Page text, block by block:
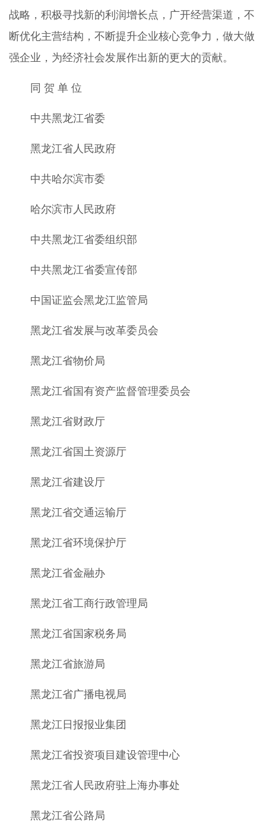
战略，积极寻找新的利润增长点，广开经营渠道，不
断优化主营结构，不断提升企业核心竞争力，做大做
强企业，为经济社会发展作出新的更大的贡献。
同 贺 单 位
中共黑龙江省委
黑龙江省人民政府
中共哈尔滨市委
哈尔滨市人民政府
中共黑龙江省委组织部
中共黑龙江省委宣传部
中国证监会黑龙江监管局
黑龙江省发展与改革委员会
黑龙江省物价局
黑龙江省国有资产监督管理委员会
黑龙江省财政厅
黑龙江省国土资源厅
黑龙江省建设厅
黑龙江省交通运输厅
黑龙江省环境保护厅
黑龙江省金融办
黑龙江省工商行政管理局
黑龙江省国家税务局
黑龙江省旅游局
黑龙江省广播电视局
黑龙江日报报业集团
黑龙江省投资项目建设管理中心
黑龙江省人民政府驻上海办事处
黑龙江省公路局